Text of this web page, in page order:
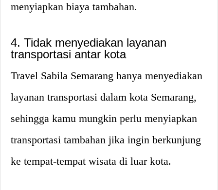
menyiapkan biaya tambahan.
4. Tidak menyediakan layanan
transportasi antar kota
Travel Sabila Semarang hanya menyediakan
layanan transportasi dalam kota Semarang,
sehingga kamu mungkin perlu menyiapkan
transportasi tambahan jika ingin berkunjung
ke tempat-tempat wisata di luar kota.